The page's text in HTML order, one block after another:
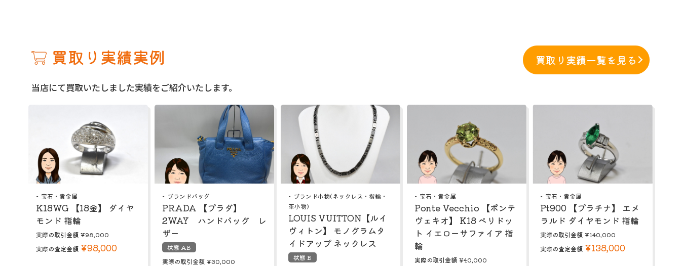
買取り実績実例
当店にて買取いたしました実績をご紹介いたします。
宝石・貴金属
K18WG 【18金】 ダイヤ
モンド 指輪
実際の取引金額 ¥98,000
実際の査定金額 ¥98,000
ブランドバッグ
PRADA 【プラダ】
2WAY ハンドバッグ レ
ザー
状態 AB
実際の取引金額 ¥30,000
ブランド小物(ネックレス・指輪・
革小物)
LOUIS VUITTON【ルイ
ヴィトン】 モノグラムタ
イドアップ ネックレス
状態 B
宝石・貴金属
Ponte Vecchio 【ポンテ
ヴェキオ】 K18 ペリドッ
ト イエローサファイア 指
輪
実際の取引金額 ¥40,000
宝石・貴金属
Pt900 【プラチナ】 エメ
ラルド ダイヤモンド 指輪
実際の取引金額 ¥140,000
実際の査定金額 ¥138,000
買取り実績一覧を見る